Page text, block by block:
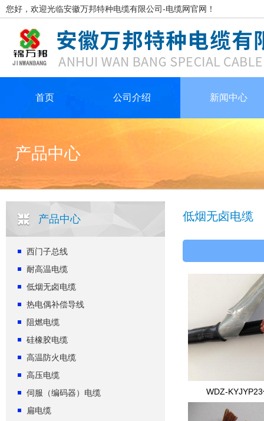
您好，欢迎光临安徽万邦特种电缆有限公司-电缆网官网！
首页 公司介绍 新闻中心
产品中心
产品中心
西门子总线
耐高温电缆
低烟无卤电缆
热电偶补偿导线
阻燃电缆
硅橡胶电缆
高温防火电缆
高压电缆
伺服（编码器）电缆
扁电缆
低烟无卤电缆
WDZ-